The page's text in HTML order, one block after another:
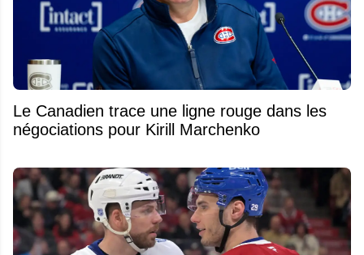
Le Canadien trace une ligne rouge dans les
négociations pour Kirill Marchenko